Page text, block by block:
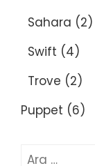
Sahara (2)
Swift (4)
Trove (2)
Puppet (6)
Arama: